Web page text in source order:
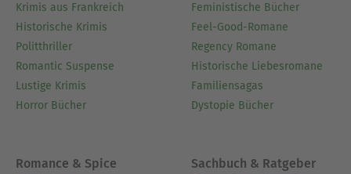
Krimis aus Frankreich
Historische Krimis
Politthriller
Romantic Suspense
Lustige Krimis
Horror Bücher
Feministische Bücher
Feel-Good-Romane
Regency Romane
Historische Liebesromane
Familiensagas
Dystopie Bücher
Romance & Spice Sachbuch & Ratgeber